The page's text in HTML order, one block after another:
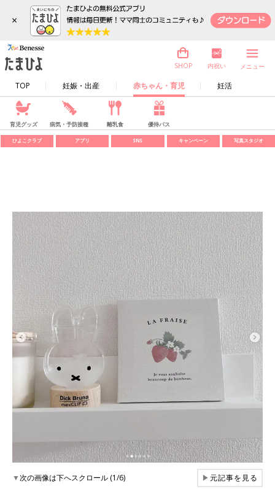
×
TOP 妊娠・出産 赤ちゃん・育児 妊活
SHOP 内祝い メニュー
育児グッズ 病気・予防接種 離乳食 優待パス
ひよこクラブ アプリ SNS キャンペーン 写真スタジオ
▼次の画像は下へスクロール (1/6) ▶元記事を見る